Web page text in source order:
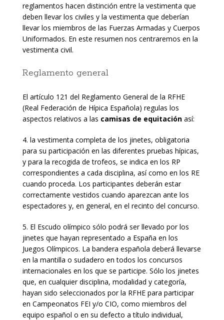
reglamentos hacen distinción entre la vestimenta que
deben llevar los civiles y la vestimenta que deberían
llevar los miembros de las Fuerzas Armadas y Cuerpos
Uniformados. En este resumen nos centraremos en la
vestimenta civil.
Reglamento general
El artículo 121 del Reglamento General de la RFHE
(Real Federación de Hípica Española) regulas los
aspectos relativos a las camisas de equitación así:
4. la vestimenta completa de los jinetes, obligatoria
para su participación en las diferentes pruebas hípicas,
y para la recogida de trofeos, se indica en los RP
correspondientes a cada disciplina, así como en los RE
cuando proceda. Los participantes deberán estar
correctamente vestidos cuando aparezcan ante los
espectadores y, en general, en el recinto del concurso.
5. El Escudo olímpico sólo podrá ser llevado por los
jinetes que hayan representado a España en los
Juegos Olímpicos. La bandera española deberá llevarse
en la mantilla o sudadero en todos los concursos
internacionales en los que se participe. Sólo los jinetes
que, en cualquier disciplina, modalidad y categoría,
hayan sido seleccionados por la RFHE para participar
en Campeonatos FEI y/o CIO, como miembros del
equipo español o en su defecto a título individual,